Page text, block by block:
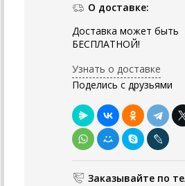
О доставке:
Доставка может быть
БЕСПЛАТНОЙ!
Узнать о доставке
Поделись с друзьями
Заказывайте по